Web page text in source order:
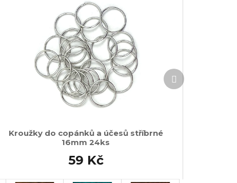
Kroužky do copánků a účesů stříbrné
16mm 24ks
59 Kč
Další
produkt